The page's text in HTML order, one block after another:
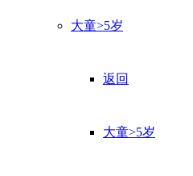
大童>5岁
返回
大童>5岁